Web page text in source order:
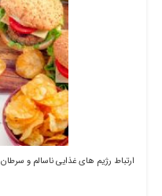
ارتباط رژیم های غذایی ناسالم و سرطان